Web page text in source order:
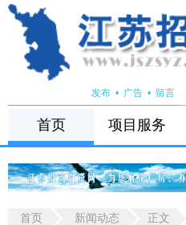
发布 • 广告 • 留言
首页 项目服务
首页 新闻动态 正文